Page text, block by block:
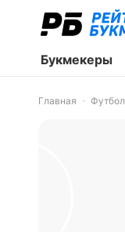
Букмекеры
Главная Футбол